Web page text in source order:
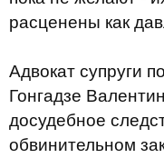
расценены как
Адвокат супруги
Гонгадзе
досудебное
обвинительном